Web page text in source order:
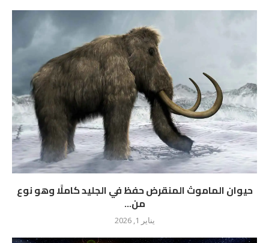
حيوان الماموث المنقرض حفظ في الجليد كاملًا وهو نوع
من...
يناير 1, 2026